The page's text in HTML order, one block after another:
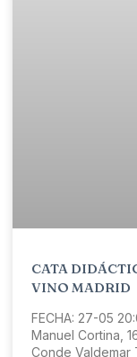
CATA
VINO MADRID
FECHA: 27-05
Manuel Cortina,
Conde Valdemar